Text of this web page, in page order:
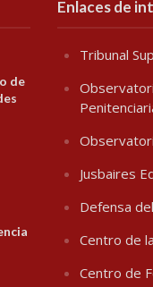
de
Enlaces de
Tribunal
Jusbaires
Defensa
Centro de
Centro de